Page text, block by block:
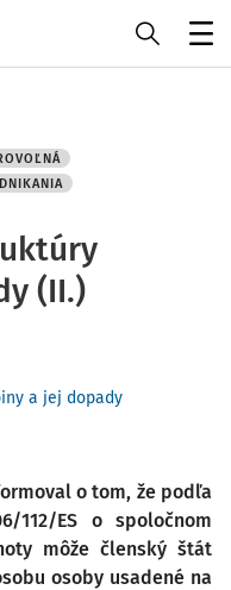
(II.)
a jej dopady
o tom, že podľa
112/ES o spoločnom
môže členský štát
osoby usadené na